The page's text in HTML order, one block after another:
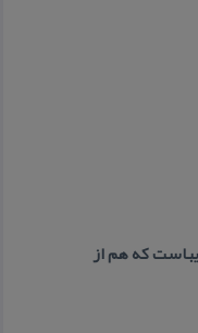
كه هم از